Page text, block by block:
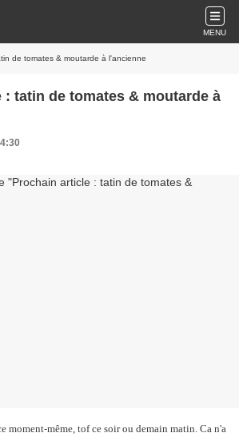
MENU
de tomates & moutarde à l'ancienne
: tatin de tomates & moutarde à
moment-même, tof ce soir ou demain matin. Ca n'a